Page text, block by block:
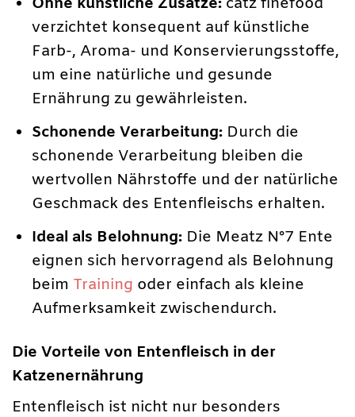
Ohne künstliche Zusätze: catz finefood
verzichtet konsequent auf künstliche
Farb-, Aroma- und Konservierungsstoffe,
um eine natürliche und gesunde
Ernährung zu gewährleisten.
Schonende Verarbeitung: Durch die
schonende Verarbeitung bleiben die
wertvollen Nährstoffe und der natürliche
Geschmack des Entenfleischs erhalten.
Ideal als Belohnung: Die Meatz N°7 Ente
eignen sich hervorragend als Belohnung
beim Training oder einfach als kleine
Aufmerksamkeit zwischendurch.
Die Vorteile von Entenfleisch in der
Katzenernährung
Entenfleisch ist nicht nur besonders